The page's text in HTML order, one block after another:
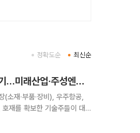
최신순
정확도순
[급등락주 짚어보기] 반도체·우주항공·로봇 테마 온기…미래산업·주성엔지니어링 등 '上'
소재·부품·장비), 우주항공,
재를 확보한 기술주들이 대